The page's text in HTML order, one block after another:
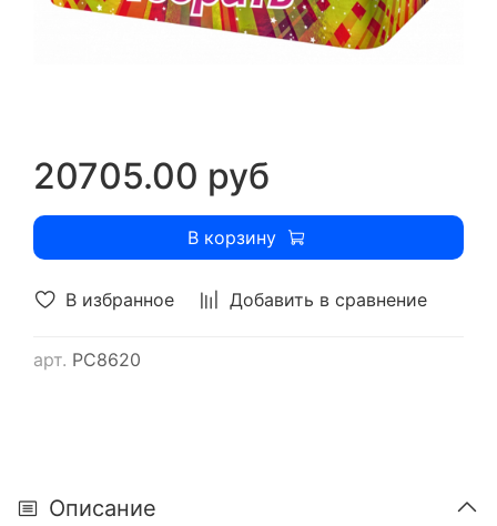
В избранное Добавить в сравнение
арт. РС8620
20705.00 руб
В корзину
Описание